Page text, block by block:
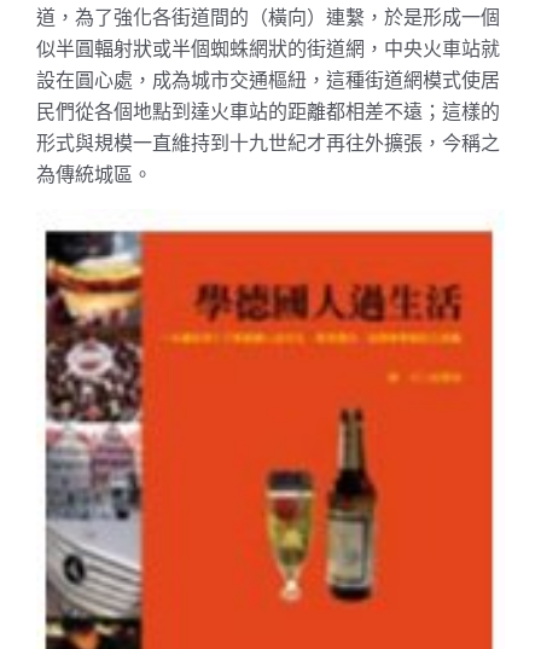
道，為了強化各街道間的（橫向）連繫，於是形成一個
似半圓輻射狀或半個蜘蛛網狀的街道網，中央火車站就
設在圓心處，成為城市交通樞紐，這種街道網模式使居
民們從各個地點到達火車站的距離都相差不遠；這樣的
形式與規模一直維持到十九世紀才再往外擴張，今稱之
為傳統城區。